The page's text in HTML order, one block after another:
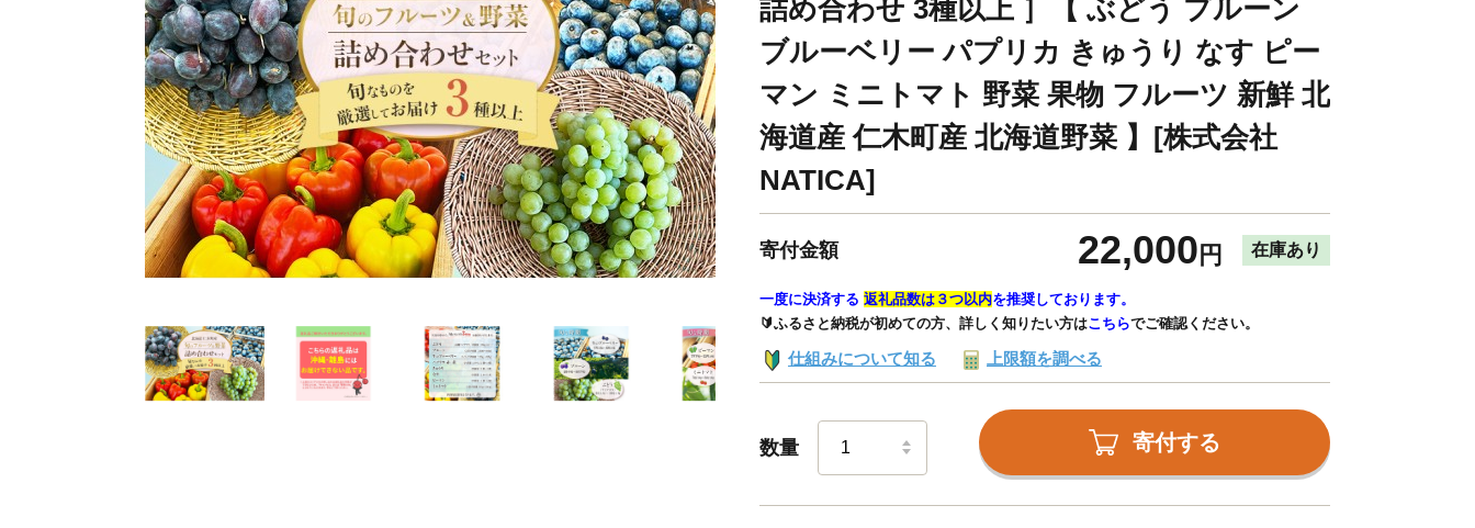
詰め合わせ 3種以上 ］【 ぶどう プルーン
ブルーベリー パプリカ きゅうり なす ピー
マン ミニトマト 野菜 果物 フルーツ 新鮮 北
海道産 仁木町産 北海道野菜 】[株式会社
NATICA]
寄付金額 22,000 円 在庫あり
一度に決済する 返礼品数は３つ以内を推奨しております。
🔰ふるさと納税が初めての方、詳しく知りたい方はこちらでご確認ください。
仕組みについて知る 上限額を調べる
数量 寄付する